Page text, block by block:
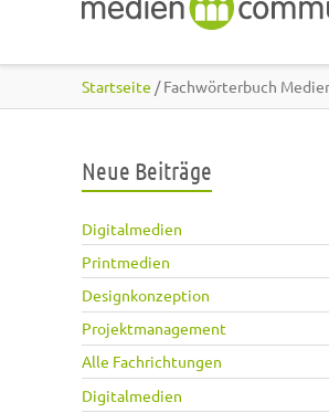
Startseite / Fachwörterbuch
Neue Beiträge
Digitalmedien
Printmedien
Designkonzeption
Projektmanagement
Alle Fachrichtungen
Digitalmedien